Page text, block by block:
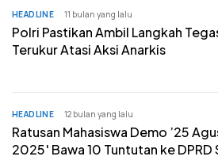
HEADLINE 11 bulan yang lalu
Polri Pastikan Ambil Langkah
Terukur Atasi Aksi Anarkis
HEADLINE 12 bulan yang lalu
Ratusan Mahasiswa Demo ’25
2025′ Bawa 10 Tuntutan ke DPRD